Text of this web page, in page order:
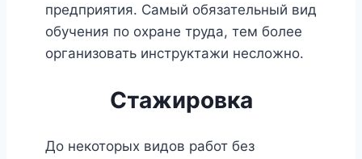
предприятия. Самый обязательный вид
обучения по охране труда, тем более
организовать инструктажи несложно.
Стажировка
До некоторых видов работ без